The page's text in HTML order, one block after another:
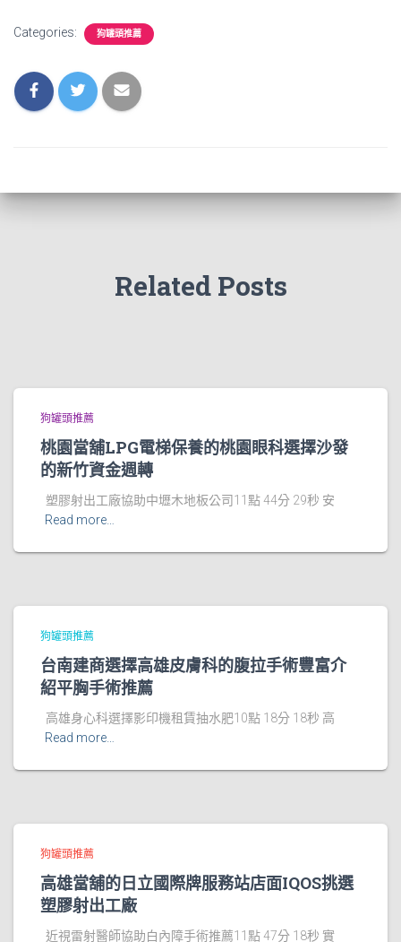
Categories: 狗罐頭推薦
Related Posts
狗罐頭推薦
桃園當舖LPG電梯保養的桃園眼科選擇沙發
的新竹資金週轉
塑膠射出工廠協助中壢木地板公司11點 44分 29秒 安
Read more…
狗罐頭推薦
台南建商選擇高雄皮膚科的腹拉手術豐富介
紹平胸手術推薦
高雄身心科選擇影印機租賃抽水肥10點 18分 18秒 高
Read more…
狗罐頭推薦
高雄當舖的日立國際牌服務站店面IQOS挑選
塑膠射出工廠
近視雷射醫師協助白內障手術推薦11點 47分 18秒 實